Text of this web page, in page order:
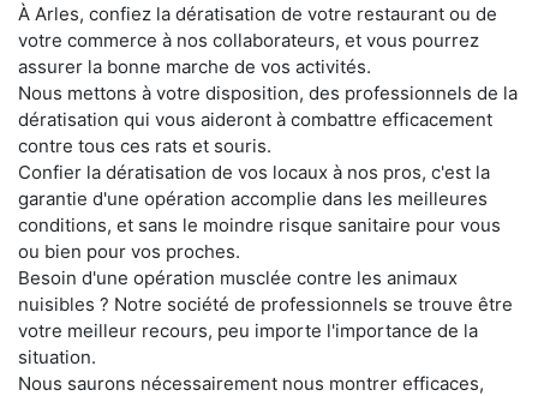
À Arles, confiez la dératisation de votre restaurant ou de
votre commerce à nos collaborateurs, et vous pourrez
assurer la bonne marche de vos activités.
Nous mettons à votre disposition, des professionnels de la
dératisation qui vous aideront à combattre efficacement
contre tous ces rats et souris.
Confier la dératisation de vos locaux à nos pros, c'est la
garantie d'une opération accomplie dans les meilleures
conditions, et sans le moindre risque sanitaire pour vous
ou bien pour vos proches.
Besoin d'une opération musclée contre les animaux
nuisibles ? Notre société de professionnels se trouve être
votre meilleur recours, peu importe l'importance de la
situation.
Nous saurons nécessairement nous montrer efficaces,